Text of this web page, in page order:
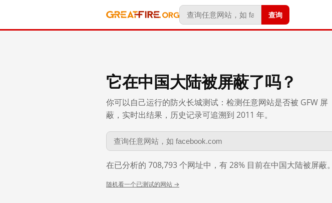
查询
它在中国大陆被屏蔽了吗？
你可以自己运行的防火长城测试：检测任意网站是否被 GFW 屏
蔽，实时出结果，历史记录可追溯到 2011 年。
在已分析的 708,793 个网址中，有 28% 目前在中国大陆被屏蔽。
随机看一个已测试的网站 →